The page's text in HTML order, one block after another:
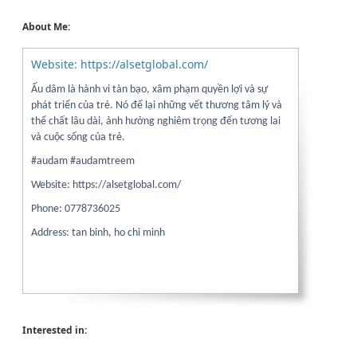
About Me:
Website: https://alsetglobal.com/
Ấu dâm là hành vi tàn bạo, xâm phạm quyền lợi và sự
phát triển của trẻ. Nó để lại những vết thương tâm lý và
thể chất lâu dài, ảnh hưởng nghiêm trọng đến tương lai
và cuộc sống của trẻ.
#audam #audamtreem
Website: https://alsetglobal.com/
Phone: 0778736025
Address: tan binh, ho chi minh
Interested in: